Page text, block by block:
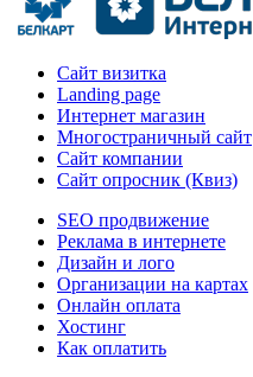
Сайт визитка
Landing page
Интернет магазин
Многостраничный сайт
Сайт компании
Сайт опросник (Квиз)
SEO продвижение
Реклама в интернете
Дизайн и лого
Организации на картах
Онлайн оплата
Хостинг
Как оплатить